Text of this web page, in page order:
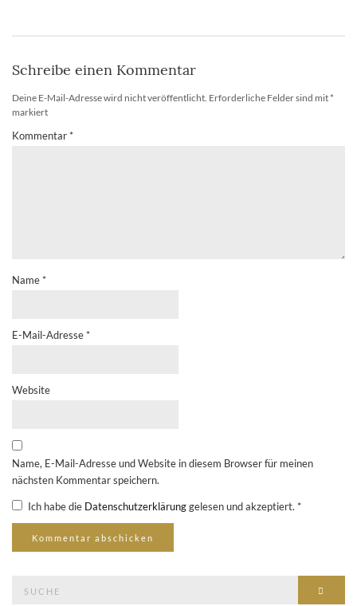
Schreibe einen Kommentar
Deine E-Mail-Adresse wird nicht veröffentlicht. Erforderliche Felder sind mit *
markiert
Kommentar *
Name *
E-Mail-Adresse *
Website
Name, E-Mail-Adresse und Website in diesem Browser für meinen
nächsten Kommentar speichern.
Ich habe die Datenschutzerklärunggelesen und akzeptiert. *